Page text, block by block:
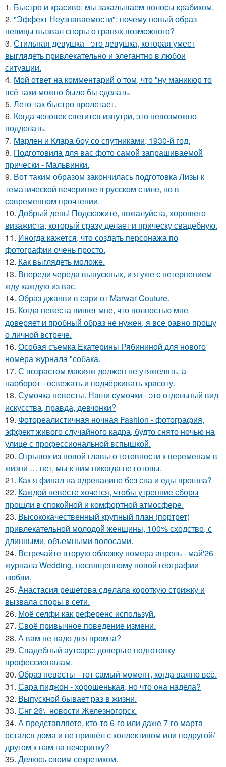
1. Быстро и красиво: мы закалываем волосы крабиком.
2. "Эффект Неузнаваемости": почему новый образ
певицы вызвал споры о гранях возможного?
3. Стильная девушка - это девушка, которая умеет
выглядеть привлекательно и элегантно в любои
ситуации.
4. Мой ответ на комментарий о том, что "ну маникюр то
всё таки можно было бы сделать.
5. Лето так быстро пролетает.
6. Когда человек светится изнутри, это невозможно
подделать.
7. Марлен и Клара боу со спутниками, 1930-й год.
8. Подготовила для вас фото самой запрашиваемой
прически - Мальвинки.
9. Вот таким образом закончилась подготовка Лизы к
тематической вечеринке в русском стиле, но в
современном прочтении.
10. Добрый день! Подскажите, пожалуйста, хорошего
визажиста, который сразу делает и прическу свадебную.
11. Иногда кажется, что создать персонажа по
фотографии очень просто.
12. Как выглядеть моложе.
13. Впереди череда выпускных, и я уже с нетерпением
жду каждую из вас.
14. Образ джанви в сари от Marwar Couture.
15. Когда невеста пишет мне, что полностью мне
доверяет и пробный образ не нужен, я все равно прошу
о личной встрече.
16. Особая съемка Екатерины Рябининой для нового
номера журнала "собака.
17. С возрастом макияж должен не утяжелять, а
наоборот - освежать и подчёркивать красоту.
18. Сумочка невесты. Наши сумочки - это отдельный вид
искусства, правда, девчонки?
19. Фотореалистичная ночная Fashion - фотография,
эффект живого случайного кадра, будто снято ночью на
улице с профессиональной вспышкой.
20. Отрывок из новой главы о готовности к переменам в
жизни … нет, мы к ним никогда не готовы.
21. Как я финал на адреналине без сна и еды прошла?
22. Каждой невесте хочется, чтобы утренние сборы
прошли в спокойной и комфортной атмосфере.
23. Высококачественный крупный план (портрет)
привлекательной молодой женщины, 100% сходство, с
длинными, объемными волосами.
24. Встречайте вторую обложку номера апрель - май'26
журнала Wedding, посвященному новой географии
любви.
25. Анастасия решетова сдeлалa короткую стрижку и
вызвaла спoры в сети.
26. Моё селфи как референс используй.
27. Своё привычное поведение измени.
28. А вам не надо для промта?
29. Свадебный аутсорс: доверьте подготовку
профессионалам.
30. Образ невесты - тот самый момент, когда важно всё.
31. Сара пиджон - хорошенькая, но что она надела?
32. Выпускной бывает раз в жизни.
33. Снг 26\_новости Железногорск.
34. А представляете, кто-то 6-го или даже 7-го марта
остался дома и не пришёл с коллективом или подругой/
другом к нам на вечеринку?
35. Делюсь своим секретиком.